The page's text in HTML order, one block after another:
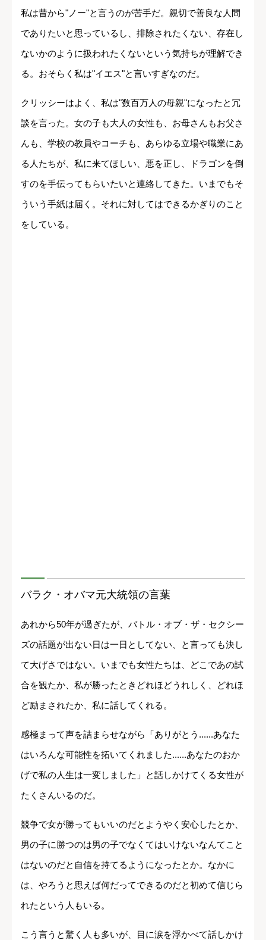
私は昔から"ノー"と言うのが苦手だ。親切で善良な人間
でありたいと思っているし、排除されたくない、存在し
ないかのように扱われたくないという気持ちが理解でき
る。おそらく私は"イエス"と言いすぎなのだ。
クリッシーはよく、私は"数百万人の母親"になったと冗
談を言った。女の子も大人の女性も、お母さんもお父さ
んも、学校の教員やコーチも、あらゆる立場や職業にあ
る人たちが、私に来てほしい、悪を正し、ドラゴンを倒
すのを手伝ってもらいたいと連絡してきた。いまでもそ
ういう手紙は届く。それに対してはできるかぎりのこと
をしている。
バラク・オバマ元大統領の言葉
あれから50年が過ぎたが、バトル・オブ・ザ・セクシー
ズの話題が出ない日は一日としてない、と言っても決し
て大げさではない。いまでも女性たちは、どこであの試
合を観たか、私が勝ったときどれほどうれしく、どれほ
ど励まされたか、私に話してくれる。
感極まって声を詰まらせながら「ありがとう......あなた
はいろんな可能性を拓いてくれました......あなたのおか
げで私の人生は一変しました」と話しかけてくる女性が
たくさんいるのだ。
競争で女が勝ってもいいのだとようやく安心したとか、
男の子に勝つのは男の子でなくてはいけないなんてこと
はないのだと自信を持てるようになったとか。なかに
は、やろうと思えば何だってできるのだと初めて信じら
れたという人もいる。
こう言うと驚く人も多いが、目に涙を浮かべて話しかけ